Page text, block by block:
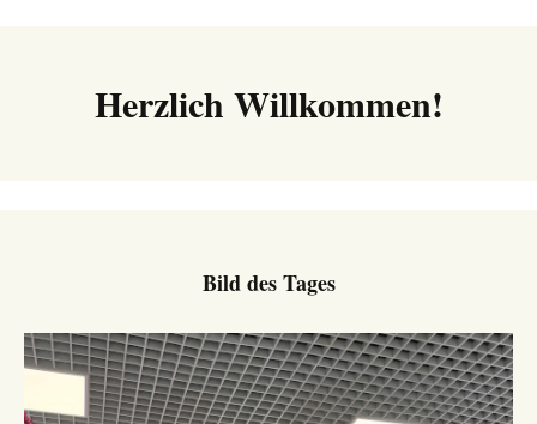
Herzlich Willkommen!
Bild des Tages